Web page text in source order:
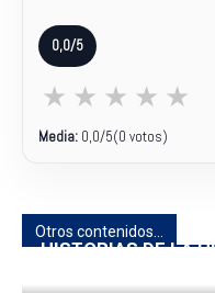
0,0/5
★ ★ ★ ★ ★
Media: 0,0/5(0 votos)
Otros contenidos...
HISTORIAS DE LA